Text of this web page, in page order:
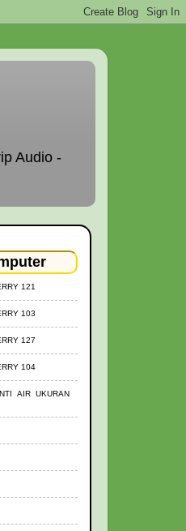
Audio -
121
103
127
104
AIR UKURAN